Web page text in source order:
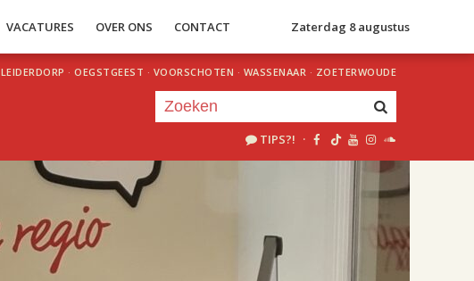
VACATURES OVER ONS CONTACT Zaterdag 8 augustus
LEIDERDORP · OEGSTGEEST · VOORSCHOTEN · WASSENAAR · ZOETERWOUDE
TIPS?! ·
uur 1 van 2
Volgend uur